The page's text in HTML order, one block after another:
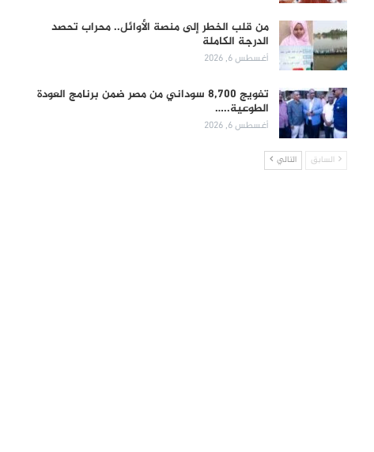
من قلب الخطر إلى منصة الأوائل.. محراب تحصد
الدرجة الكاملة
أغسطس 6, 2026
تفويج 8,700 سوداني من مصر ضمن برنامج العودة
الطوعية..…
أغسطس 6, 2026
السابق التالي